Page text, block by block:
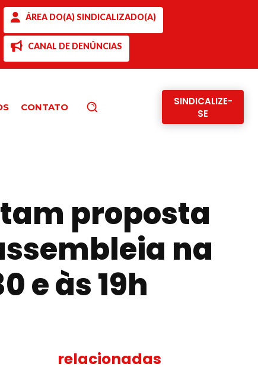
ÁREA DO(A) SINDICALIZADO(A)
CANAL DE DENÚNCIAS
CONTATO
SINDICALIZE-
SE
proposta
na
e às 19h
relacionadas